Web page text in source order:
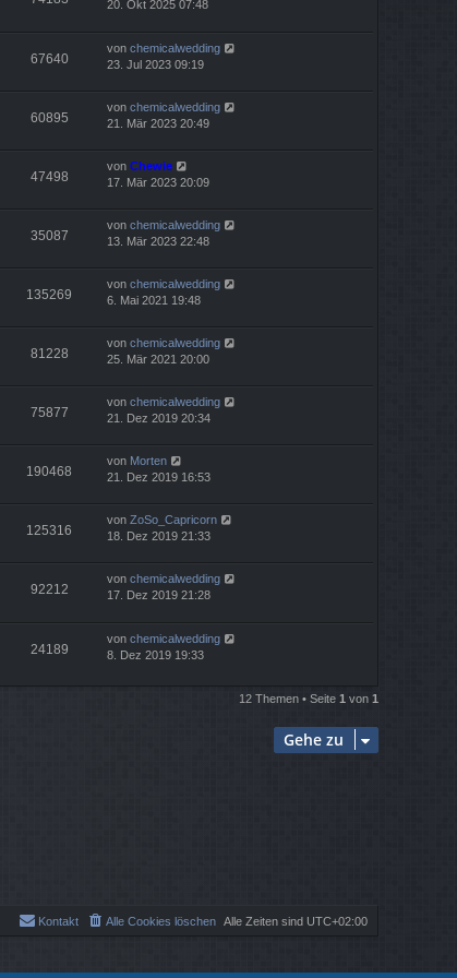
20. Okt 2025 07:48
67640
von chemicalwedding
23. Jul 2023 09:19
60895
von chemicalwedding
21. Mär 2023 20:49
47498
von Chewie
17. Mär 2023 20:09
35087
von chemicalwedding
13. Mär 2023 22:48
135269
von chemicalwedding
6. Mai 2021 19:48
81228
von chemicalwedding
25. Mär 2021 20:00
75877
von chemicalwedding
21. Dez 2019 20:34
190468
von Morten
21. Dez 2019 16:53
125316
von ZoSo_Capricorn
18. Dez 2019 21:33
92212
von chemicalwedding
17. Dez 2019 21:28
24189
von chemicalwedding
8. Dez 2019 19:33
12 Themen • Seite 1 von 1
Gehe zu
Alle Zeiten sind UTC+02:00
Alle Cookies löschen
Kontakt